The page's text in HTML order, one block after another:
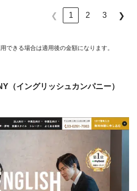
❮ 1 2 3 ❯
できる場合は適用後の金額になります。
（イングリッシュカンパニー）